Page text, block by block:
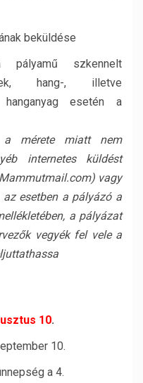
beküldése
szkennelt
hang-, illetve
esetén a
mérete miatt nem
internetes küldést
vagy
esetben a pályázó a
a pályázat
vegyék fel vele a
10.
10.
a 4.